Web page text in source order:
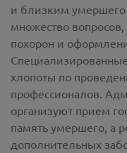
и близким
множество
похорон и
хлопоты по
профессионалов.
организуют прием
память умершего, а
дополнительных